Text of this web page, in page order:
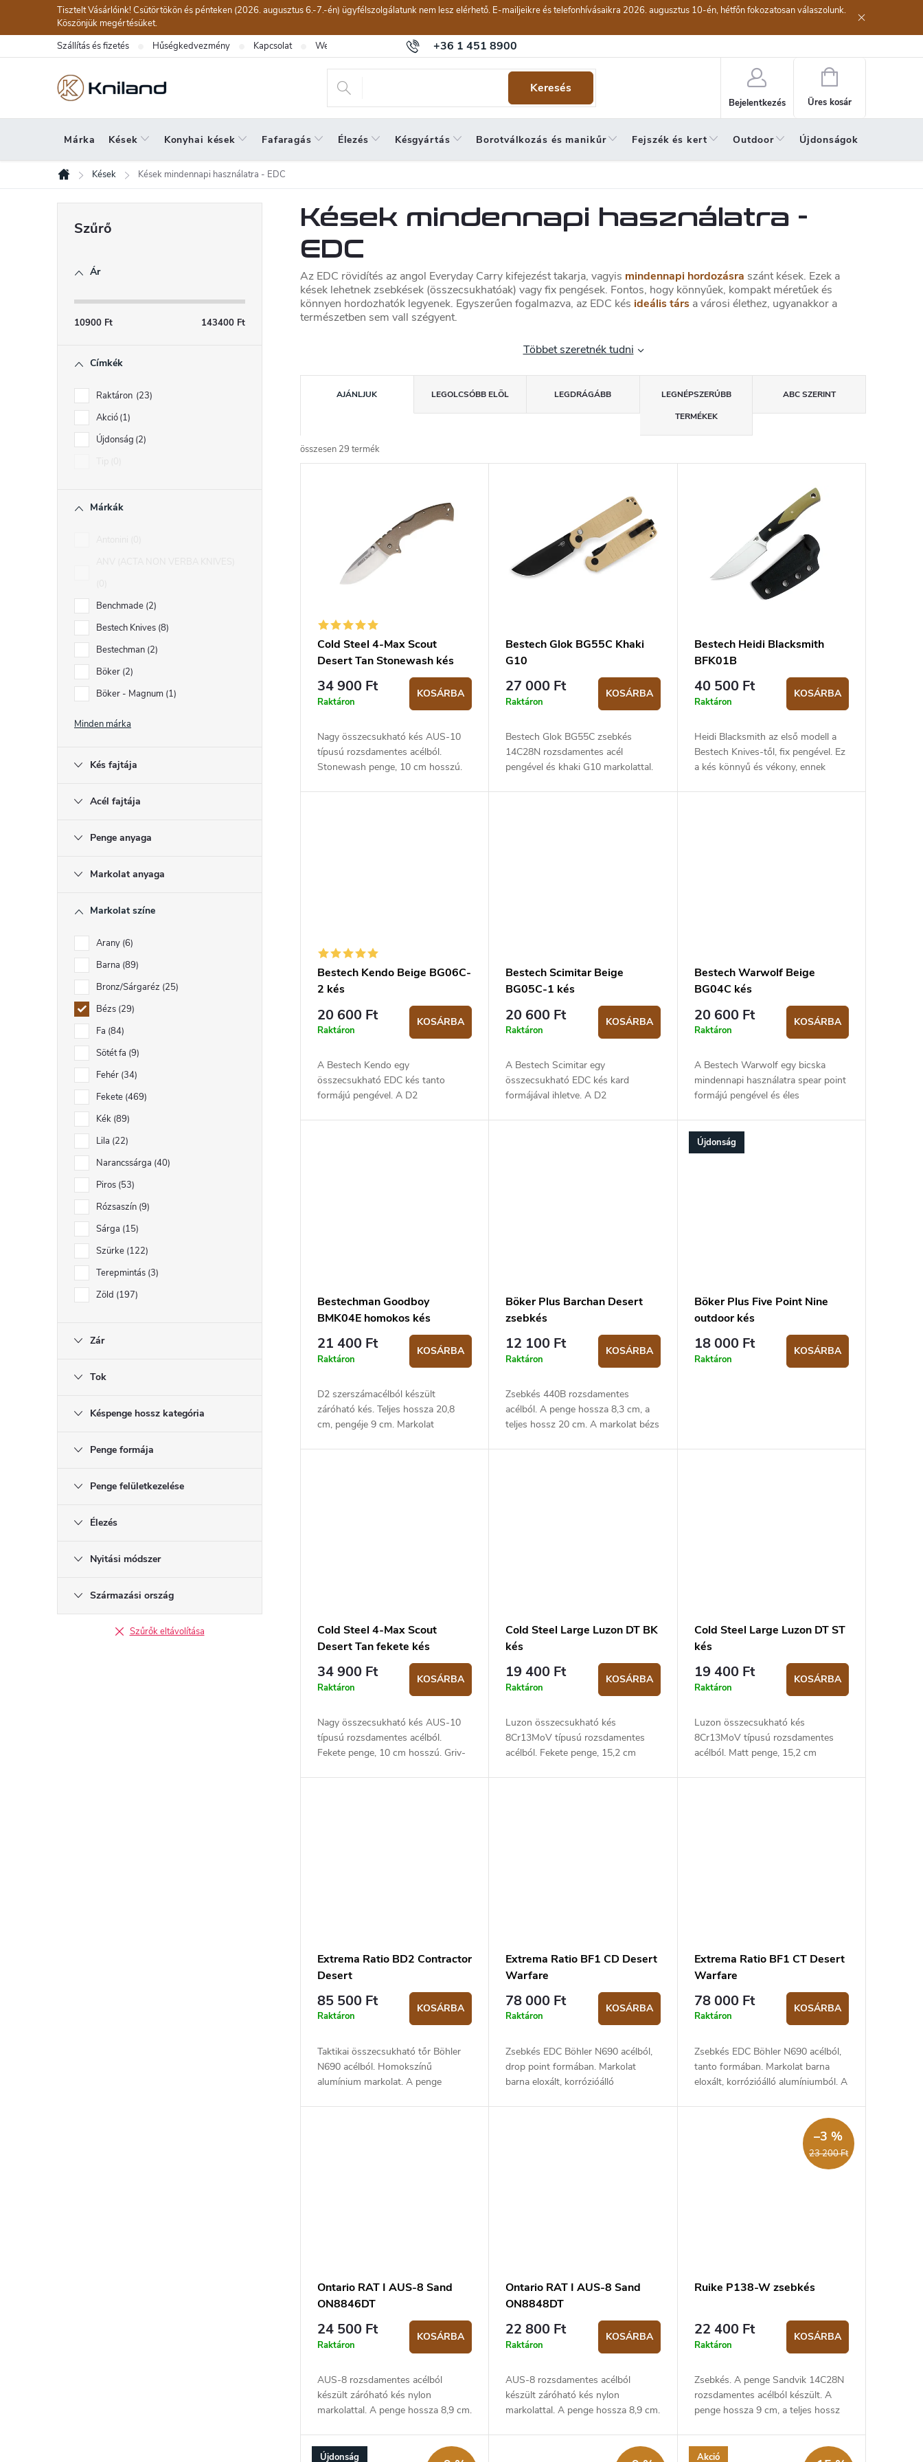
fő
tartalomhoz
Tisztelt Vásárlóink! Csütörtökön és pénteken (2026. augusztus 6.-7.-én) ügyfélszolgálatunk nem lesz elérhető. E-mailjeikre és telefonhívásaikra 2026. augusztus 10-én, hétfőn fokozatosan válaszolunk.
Köszönjük megértésüket.
+36 1 451 8900
Szállítás és fizetés Hűségkedvezmény Kapcsolat Webáruház értékelése Általános szerződési feltételek
Keresés
Bejelentkezés
Kosár
Üres kosár
Márka Kések Konyhai kések Fafaragás Élezés Késgyártás Borotválkozás és manikűr Fejszék és kert Outdoor Újdonságok
Kezdőlap
Kések Kések mindennapi használatra - EDC
Ár
10900 Ft 143400 Ft
Címkék
Raktáron 23
Akció 1
Újdonság 2
Márkák
Benchmade 2
Bestech Knives 8
Bestechman 2
Böker 2
Böker - Magnum 1
Minden márka
Kés fajtája
Acél fajtája
Penge anyaga
Markolat anyaga
Markolat színe
Arany 6
Barna 89
Bronz/Sárgaréz 25
Bézs 29
Fa 84
Sötét fa 9
Fehér 34
Fekete 469
Kék 89
Lila 22
Narancssárga 40
Piros 53
Rózsaszín 9
Sárga 15
Szürke 122
Terepmintás 3
Zöld 197
Zár
Tok
Késpenge hossz kategória
Penge formája
Penge felületkezelése
Élezés
Nyitási módszer
Származási ország
Szűrők eltávolítása
Kések mindennapi használatra -
EDC
Az EDC rövidítés az angol Everyday Carry kifejezést takarja, vagyis mindennapi hordozásra szánt kések. Ezek a
kések lehetnek zsebkések (összecsukhatóak) vagy fix pengések. Fontos, hogy könnyűek, kompakt méretűek és
könnyen hordozhatók legyenek. Egyszerűen fogalmazva, az EDC kés ideális társ a városi élethez, ugyanakkor a
természetben sem vall szégyent.
Többet szeretnék tudni
r
m
AJÁNLJUK LEGOLCSÓBB ELÖL LEGDRÁGÁBB
LEGNÉPSZERŰBB
TERMÉKEK
ABC SZERINT
összesen 29 termék
a
Cold Steel 4-Max Scout
Desert Tan Stonewash kés
34 900 Ft
Raktáron
KOSÁRBA
Nagy összecsukható kés AUS-10
típusú rozsdamentes acélból.
Stonewash penge, 10 cm hosszú.
Bestech Glok BG55C Khaki
G10
27 000 Ft
Raktáron
KOSÁRBA
Bestech Glok BG55C zsebkés
14C28N rozsdamentes acél
pengével és khaki G10 markolattal.
Bestech Heidi Blacksmith
BFK01B
40 500 Ft
Raktáron
KOSÁRBA
Heidi Blacksmith az első modell a
Bestech Knives-től, fix pengével. Ez
a kés könnyű és vékony, ennek
Bestech Kendo Beige BG06C-
2 kés
20 600 Ft
Raktáron
KOSÁRBA
A Bestech Kendo egy
összecsukható EDC kés tanto
formájú pengével. A D2
Bestech Scimitar Beige
BG05C-1 kés
20 600 Ft
Raktáron
KOSÁRBA
A Bestech Scimitar egy
összecsukható EDC kés kard
formájával ihletve. A D2
Bestech Warwolf Beige
BG04C kés
20 600 Ft
Raktáron
KOSÁRBA
A Bestech Warwolf egy bicska
mindennapi használatra spear point
formájú pengével és éles
hosszú. A penge kerámia...
Bestechman Goodboy
BMK04E homokos kés
21 400 Ft
Raktáron
KOSÁRBA
D2 szerszámacélból készült
záróható kés. Teljes hossza 20,8
cm, pengéje 9 cm. Markolat
Böker Plus Barchan Desert
zsebkés
12 100 Ft
Raktáron
KOSÁRBA
Zsebkés 440B rozsdamentes
acélból. A penge hossza 8,3 cm, a
teljes hossz 20 cm. A markolat bézs
Újdonság
Böker Plus Five Point Nine
outdoor kés
18 000 Ft
Raktáron
KOSÁRBA
Cold Steel 4-Max Scout
Desert Tan fekete kés
34 900 Ft
Raktáron
KOSÁRBA
Nagy összecsukható kés AUS-10
típusú rozsdamentes acélból.
Fekete penge, 10 cm hosszú. Griv-
Cold Steel Large Luzon DT BK
kés
19 400 Ft
Raktáron
KOSÁRBA
Luzon összecsukható kés
8Cr13MoV típusú rozsdamentes
acélból. Fekete penge, 15,2 cm
Cold Steel Large Luzon DT ST
kés
19 400 Ft
Raktáron
KOSÁRBA
Luzon összecsukható kés
8Cr13MoV típusú rozsdamentes
acélból. Matt penge, 15,2 cm
Extrema Ratio BD2 Contractor
Desert
85 500 Ft
Raktáron
KOSÁRBA
Taktikai összecsukható tőr Böhler
N690 acélból. Homokszínű
alumínium markolat. A penge
Extrema Ratio BF1 CD Desert
Warfare
78 000 Ft
Raktáron
KOSÁRBA
Zsebkés EDC Böhler N690 acélból,
drop point formában. Markolat
barna eloxált, korrózióálló
Extrema Ratio BF1 CT Desert
Warfare
78 000 Ft
Raktáron
KOSÁRBA
Zsebkés EDC Böhler N690 acélból,
tanto formában. Markolat barna
eloxált, korrózióálló alumíniumból. A
Ontario RAT I AUS-8 Sand
ON8846DT
24 500 Ft
Raktáron
KOSÁRBA
AUS-8 rozsdamentes acélból
készült záróható kés nylon
markolattal. A penge hossza 8,9 cm.
Ontario RAT I AUS-8 Sand
ON8848DT
22 800 Ft
Raktáron
KOSÁRBA
AUS-8 rozsdamentes acélból
készült záróható kés nylon
markolattal. A penge hossza 8,9 cm.
23 200 Ft
–3 %
Ruike P138-W zsebkés
22 400 Ft
Raktáron
KOSÁRBA
Zsebkés. A penge Sandvik 14C28N
rozsdamentes acélból készült. A
penge hossza 9 cm, a teljes hossz
Újdonság Akció